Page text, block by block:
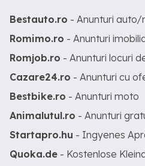
Bestauto.ro - Anunturi auto/
Romimo.ro - Anunturi
Romjob.ro - Anunturi locuri
Cazare24.ro - Anunturi cu
Bestbike.ro - Anunturi moto
Animalutul.ro - Anunturi
Startapro.hu - Ingyenes
Quoka.de - Kostenlose